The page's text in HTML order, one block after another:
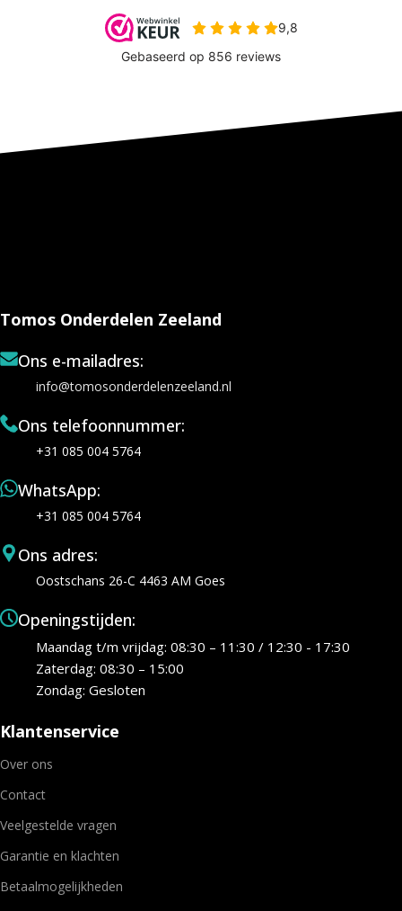
Tomos Onderdelen Zeeland
Ons e-mailadres:
info@tomosonderdelenzeeland.nl
Ons telefoonnummer:
+31 085 004 5764
WhatsApp:
+31 085 004 5764
Ons adres:
Oostschans 26-C 4463 AM Goes
Openingstijden:
Maandag t/m vrijdag: 08:30 – 11:30 / 12:30 - 17:30
Zaterdag: 08:30 – 15:00
Zondag: Gesloten
Klantenservice
Over ons
Contact
Veelgestelde vragen
Garantie en klachten
Betaalmogelijkheden